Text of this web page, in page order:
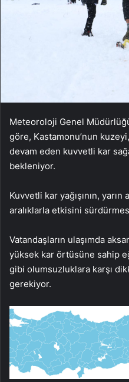
Meteoroloji Genel
göre, Kastamonu’nun
devam eden kuvvetli kar
bekleniyor.
Kuvvetli kar yağışının,
aralıklarla etkisini
Vatandaşların ulaşımda
yüksek kar örtüsüne sahip
gibi olumsuzluklara karşı
gerekiyor.